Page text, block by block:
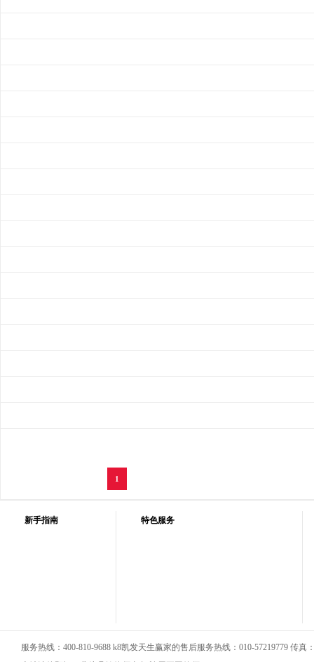
1
新手指南 特色服务
服务热线：400-810-9688 k8凯发天生赢家的售后服务热线：010-57219779 传真